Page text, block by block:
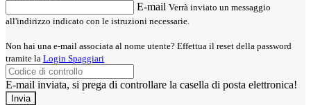
E-mail Verrà inviato un messaggio
all'indirizzo indicato con le istruzioni necessarie.
Non hai una e-mail associata al nome utente? Effettua il reset della password
tramite la Login Spaggiari
E-mail inviata, si prega di controllare la casella di posta elettronica!